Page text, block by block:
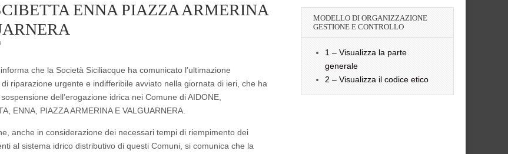
ENNA PIAZZA ARMERINA
che la Società Siciliacque ha comunicato l’ultimazione
di riparazione urgente e indifferibile avviato nella giornata di ieri, che ha
dell’erogazione idrica nei Comune di AIDONE,
ENNA, PIAZZA ARMERINA E VALGUARNERA.
anche in considerazione dei necessari tempi di riempimento dei
al sistema idrico distributivo di questi Comuni, si comunica che la
MODELLO DI ORGANIZZAZIONE
GESTIONE E CONTROLLO
1 – Visualizza la parte
generale
2 – Visualizza il codice etico